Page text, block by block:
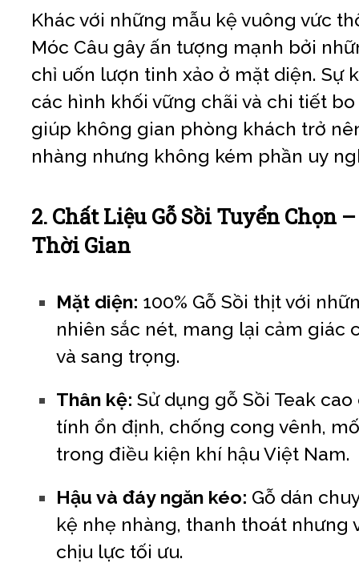
Khác với những mẫu kệ vuông vức
Móc Câu gây ấn tượng mạnh bởi
chỉ uốn lượn tinh xảo ở mặt diện. Sự
các hình khối vững chãi và chi tiết
giúp không gian phòng khách trở
nhàng nhưng không kém phần uy
2. Chất Liệu Gỗ Sồi Tuyển Chọn
Thời Gian
Mặt diện: 100% Gỗ Sồi thịt với
nhiên sắc nét, mang lại cảm giác
và sang trọng.
Thân kệ: Sử dụng gỗ Sồi Teak
tính ổn định, chống cong vênh,
trong điều kiện khí hậu Việt Nam.
Hậu và đáy ngăn kéo: Gỗ dán
kệ nhẹ nhàng, thanh thoát nhưng
chịu lực tối ưu.